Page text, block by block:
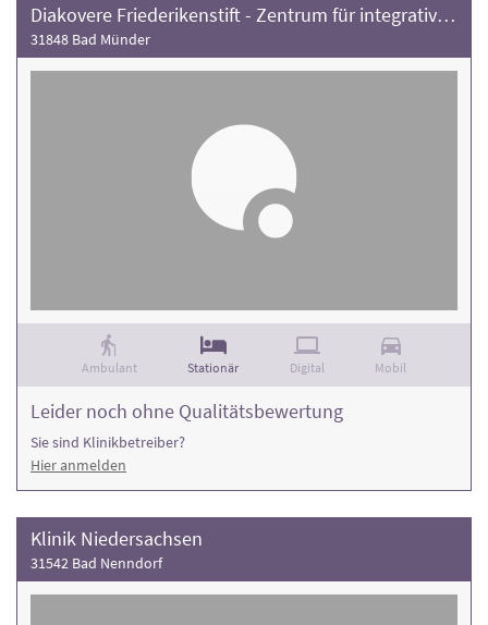
Diakovere Friederikenstift - Zentrum für integrative Rehabilitation
31848 Bad Münder
Ambulant Stationär Digital Mobil
Leider noch ohne Qualitätsbewertung
Sie sind Klinikbetreiber?
Hier anmelden
Klinik Niedersachsen
31542 Bad Nenndorf